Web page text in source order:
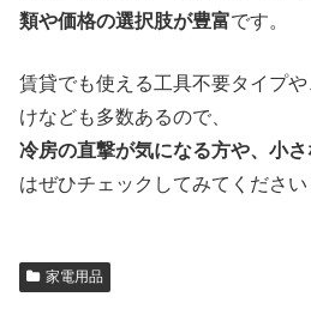
類や価格の選択肢が豊富です。
賃貸でも使える工具不要タイプ
けなども多数あるので、
冷房の直撃が気になる方や、小
はぜひチェックしてみてください
家電用品